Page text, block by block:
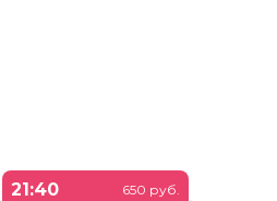
21:40
650 руб.